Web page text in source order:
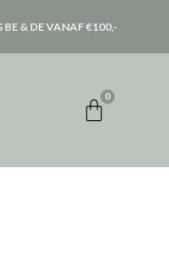
& DE VANAF €100,-